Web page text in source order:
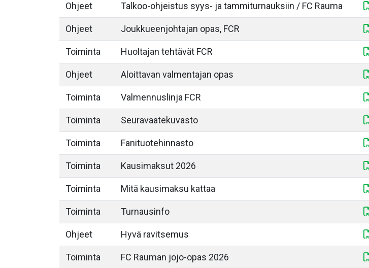
Ohjeet Talkoo-ohjeistus syys- ja tammiturnauksiin / FC Rauma
Ohjeet Joukkueenjohtajan opas, FCR
Toiminta Huoltajan tehtävät FCR
Ohjeet Aloittavan valmentajan opas
Toiminta Valmennuslinja FCR
Toiminta Seuravaatekuvasto
Toiminta Fanituotehinnasto
Toiminta Kausimaksut 2026
Toiminta Mitä kausimaksu kattaa
Toiminta Turnausinfo
Ohjeet Hyvä ravitsemus
Toiminta FC Rauman jojo-opas 2026